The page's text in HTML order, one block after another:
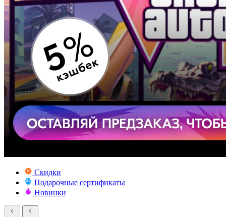
Скидки
Подарочные сертификаты
Новинки